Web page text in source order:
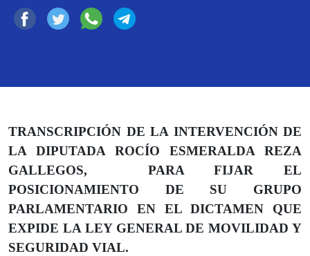
TRANSCRIPCIÓN DE LA INTERVENCIÓN DE
LA DIPUTADA ROCÍO ESMERALDA REZA
GALLEGOS, PARA FIJAR EL
POSICIONAMIENTO DE SU GRUPO
PARLAMENTARIO EN EL DICTAMEN QUE
EXPIDE LA LEY GENERAL DE MOVILIDAD Y
SEGURIDAD VIAL.